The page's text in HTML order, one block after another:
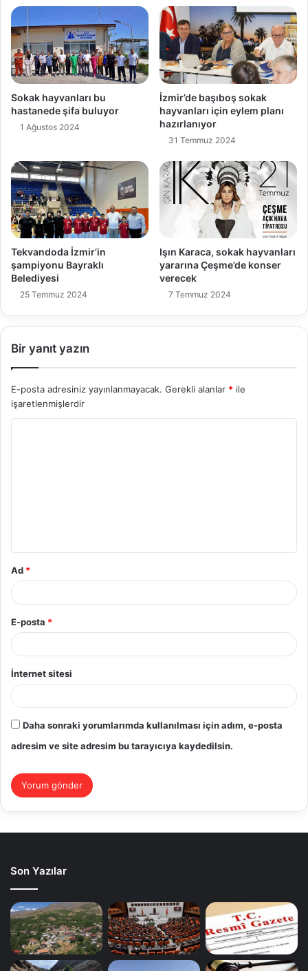
Sokak hayvanları bu
hastanede şifa buluyor
1 Ağustos 2024
İzmir’de başıboş sokak
hayvanları için eylem planı
hazırlanıyor
31 Temmuz 2024
Tekvandoda İzmir’in
şampiyonu Bayraklı
Belediyesi
25 Temmuz 2024
Işın Karaca, sokak hayvanları
yararına Çeşme’de konser
verecek
7 Temmuz 2024
Bir yanıt yazın
E-posta adresiniz yayınlanmayacak. Gerekli alanlar * ile
işaretlenmişlerdir
Ad *
E-posta *
İnternet sitesi
Daha sonraki yorumlarımda kullanılması için adım, e-posta
adresim ve site adresim bu tarayıcıya kaydedilsin.
Son Yazılar